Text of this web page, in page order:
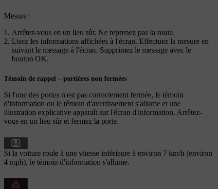
Mesure :
Arrêtez-vous en un lieu sûr. Ne reprenez pas la route.
Lisez les informations affichées à l'écran. Effectuez la mesure en
suivant le message à l'écran. Supprimez le message avec le
bouton OK.
Témoin de rappel – portières non fermées
Si l'une des portes n'est pas correctement fermée, le témoin
d'information ou le témoin d'avertissement s'allume et une
illustration explicative apparaît sur l'écran d'information. Arrêtez-
vous en un lieu sûr et fermez la porte.
Si la voiture roule à une vitesse inférieure à environ 7 km/h (environ
4 mph), le témoin d'information s'allume.